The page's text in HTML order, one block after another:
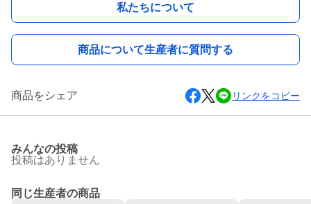
私たちについて
商品について生産者に質問する
商品をシェア リンクをコピー
みんなの投稿
投稿はありません
同じ生産者の商品